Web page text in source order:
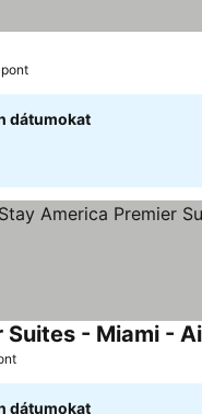
dátumokat
- Miami -
dátumokat